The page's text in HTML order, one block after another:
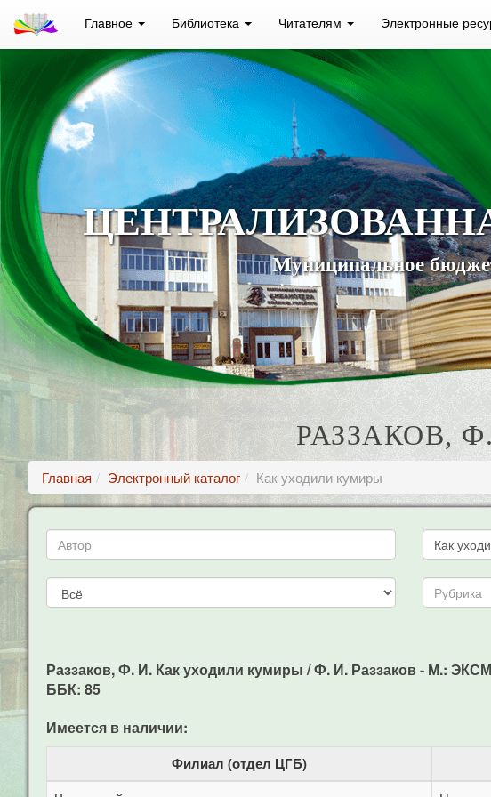
Главное Библиотека Читателям Электронные
Муниципальное
РАЗЗАКОВ,
Главная Электронный каталог Как уходили кумиры
Раззаков, Ф. И. Как уходили кумиры / Ф. И. Раззаков - М.:
ББК: 85
Имеется в наличии:
Филиал (отдел ЦГБ)